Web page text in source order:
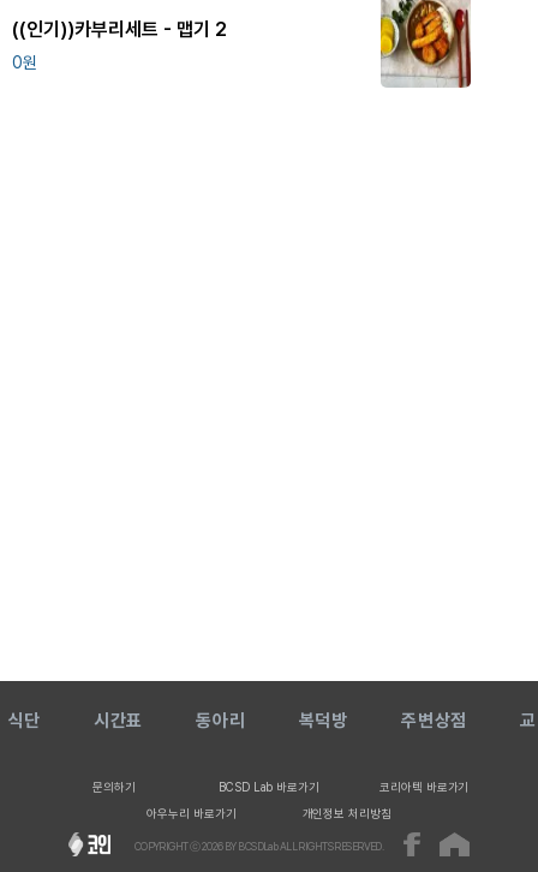
((인기))카부리세트 - 맵기 2
0원
식단 시간표 동아리 복덕방 주변상점
문의하기 BCSD Lab 바로가기
코리아텍 바로가기
아우누리 바로가기
개인정보 처리방침
COPYRIGHT ⓒ2026BY BCSDLab ALL RIGHTS RESERVED.